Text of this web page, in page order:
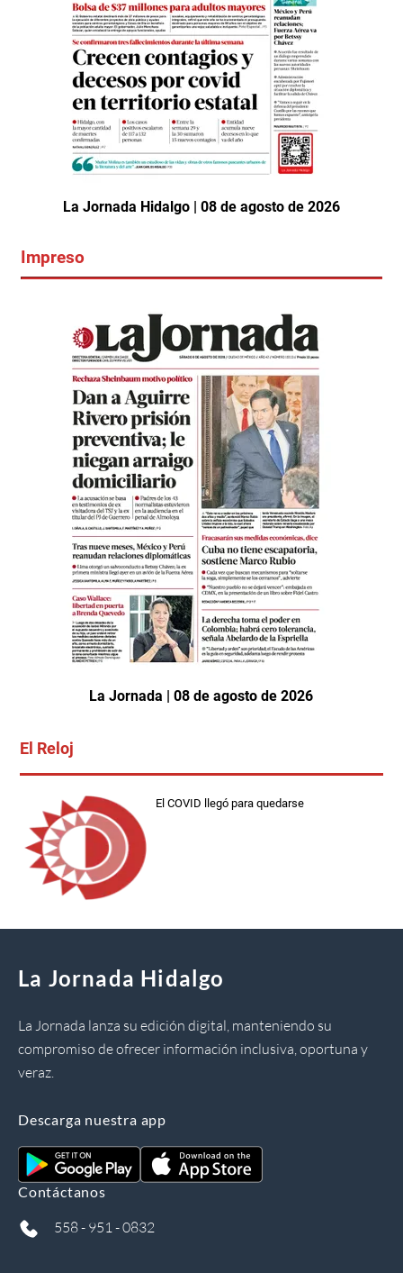
La Jornada Hidalgo | 08 de agosto de 2026
Impreso
La Jornada | 08 de agosto de 2026
El Reloj
El COVID llegó para quedarse
La Jornada Hidalgo
La Jornada lanza su edición digital, manteniendo su
compromiso de ofrecer información inclusiva, oportuna y
veraz.
Descarga nuestra app
Contáctanos
558 - 951 - 0832